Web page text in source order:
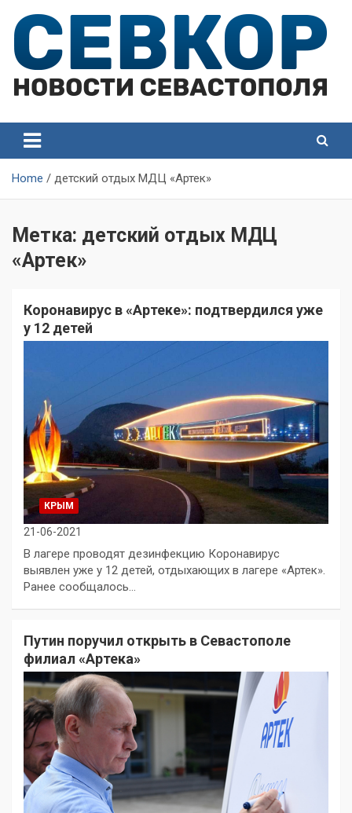
content
Севастополя
Севастополя
Home детский отдых МДЦ «Артек»
Метка: детский отдых МДЦ
«Артек»
Коронавирус в «Артеке»: подтвердился уже
у 12 детей
КРЫМ
21-06-2021
В лагере проводят дезинфекцию Коронавирус
выявлен уже у 12 детей, отдыхающих в лагере «Артек».
Ранее сообщалось…
Путин поручил открыть в Севастополе
филиал «Артека»